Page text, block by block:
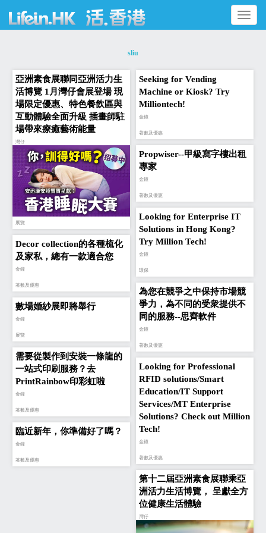
Toggle
navigation
sliu
亞洲素食展聯同亞洲活力生
活博覽 1月灣仔會展登場 現
場限定優惠、特色餐飲區與
互動體驗全面升級 插畫師駐
場帶來療癒藝術能量
灣仔
展覽
Seeking for Vending
Machine or Kiosk? Try
Milliontech!
金鐘‎
著數及優惠
Propwiser--甲級寫字樓出租
專家
金鐘‎
著數及優惠
Looking for Enterprise IT
Solutions in Hong Kong?
Try Million Tech!
金鐘‎
環保
Decor collection的各種梳化
及家私，總有一款適合您
金鐘‎
著數及優惠
為您在競爭之中保持市場競
爭力，為不同的受衆提供不
同的服務--思齊軟件
金鐘‎
著數及優惠
數場婚紗展即將舉行
金鐘‎
展覽
需要從製作到安裝一條龍的
一站式印刷服務？去
PrintRainbow印彩虹啦
金鐘‎
著數及優惠
Looking for Professional
RFID solutions/Smart
Education/IT Support
Services/MT Enterprise
Solutions? Check out Million
Tech!
金鐘‎
著數及優惠
臨近新年，你準備好了嗎？
金鐘‎
著數及優惠
第十二屆亞洲素食展聯乘亞
洲活力生活博覽， 呈獻全方
位健康生活體驗
灣仔